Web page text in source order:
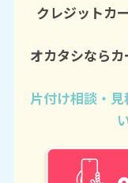
クレジットカ
オカタシなら
片付け相談・